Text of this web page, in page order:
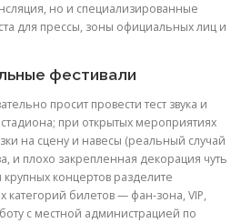
но и специализированные
для прессы, зоны официальных лиц и
фестивали
просит провести тест звука и
стадиона; при открытых мероприятиях
на сцену и навесы (реальный случай
и плохо закрепленная декорация чуть
концертов разделите
категорий билетов — фан-зона, VIP,
с местной администрацией по